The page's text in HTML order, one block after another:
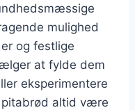
mulighed
og festlige
at fylde dem
eksperimentere
pitabrød altid være